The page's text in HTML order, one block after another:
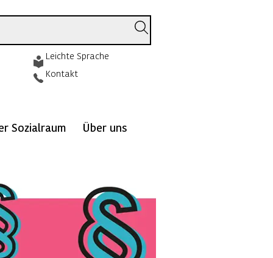
Leichte Sprache
Kontakt
Sozialraum Über uns